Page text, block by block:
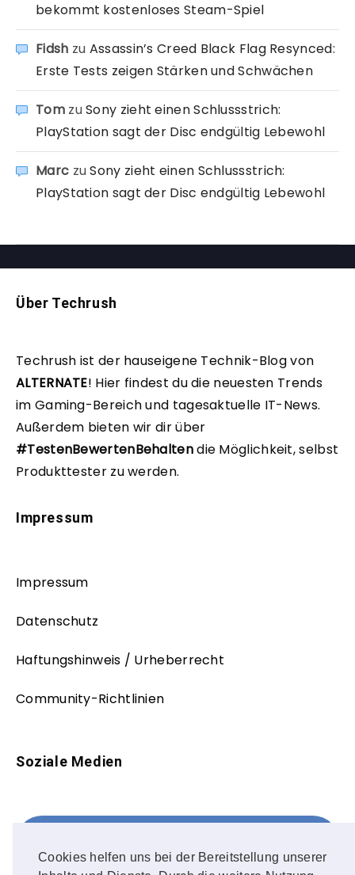
Cookies helfen uns bei der Bereitstellung unserer
bekommt kostenloses Steam-Spiel
Fidsh zu Assassin’s Creed Black Flag Resynced:
Erste Tests zeigen Stärken und Schwächen
TomzuSony zieht einen Schlussstrich:
PlayStation sagt der Disc endgültig Lebewohl
Marc zuSony zieht einen Schlussstrich:
PlayStation sagt der Disc endgültig Lebewohl
Über Techrush
Techrush ist der hauseigene Technik-Blog von
ALTERNATE! Hier findest du die neuesten Trends
im Gaming-Bereich und tagesaktuelle IT-News.
Außerdem bieten wir dir über
#TestenBewertenBehaltendie Möglichkeit, selbst
Produkttester zu werden.
Impressum
Impressum
Datenschutz
Haftungshinweis / Urheberrecht
Community-Richtlinien
Soziale Medien
FOLLOW ME!